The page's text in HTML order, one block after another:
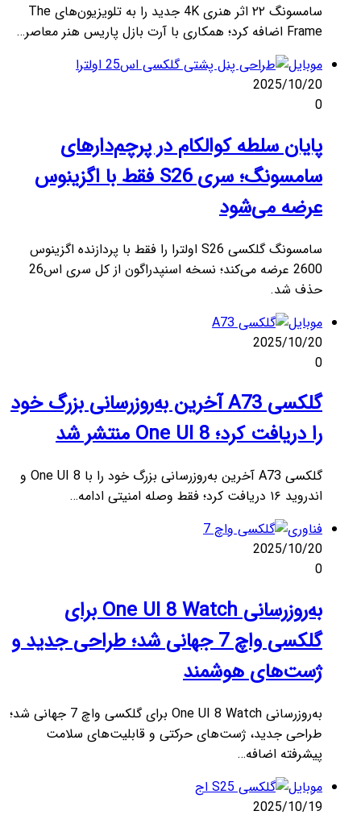
سامسونگ ۲۲ اثر هنری 4K جدید را به تلویزیون‌های The
Frame اضافه کرد؛ همکاری با آرت بازل پاریس هنر معاصر…
موبایل
2025/10/20
0
پایان سلطه کوالکام در پرچم‌دارهای
سامسونگ؛ سری S26 فقط با اگزینوس
عرضه می‌شود
سامسونگ گلکسی S26 اولترا را فقط با پردازنده اگزینوس
2600 عرضه می‌کند؛ نسخه اسنپدراگون از کل سری اس26
حذف شد.
موبایل
2025/10/20
0
گلکسی A73 آخرین به‌روزرسانی بزرگ خود
را دریافت کرد؛ One UI 8 منتشر شد
گلکسی A73 آخرین به‌روزرسانی بزرگ خود را با One UI 8 و
اندروید ۱۶ دریافت کرد؛ فقط وصله امنیتی ادامه…
فناوری
2025/10/20
0
به‌روزرسانی One UI 8 Watch برای
گلکسی واچ 7 جهانی شد؛ طراحی جدید و
ژست‌های هوشمند
به‌روزرسانی One UI 8 Watch برای گلکسی واچ 7 جهانی شد؛
طراحی جدید، ژست‌های حرکتی و قابلیت‌های سلامت
پیشرفته اضافه…
موبایل
2025/10/19